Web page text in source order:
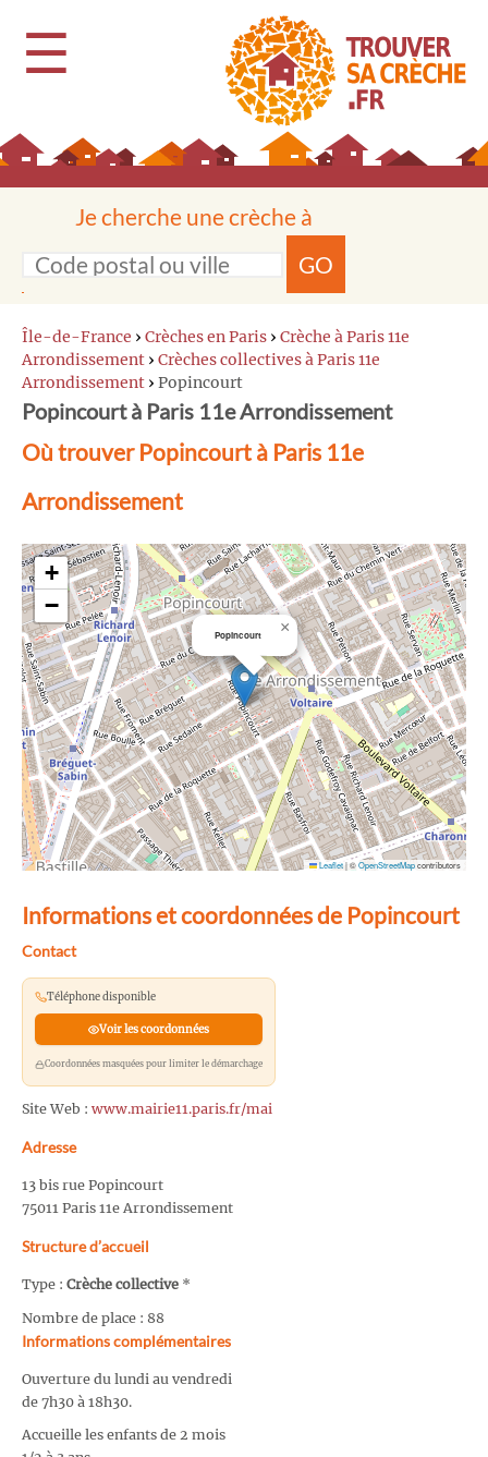
☰
Je cherche une crèche à
GO
Île-de-France › Crèches en Paris › Crèche à Paris 11e
Arrondissement › Crèches collectives à Paris 11e
Arrondissement › Popincourt
Popincourt à Paris 11e Arrondissement
Où trouver Popincourt à Paris 11e
Arrondissement
Popincourt ×
+
−
Leaflet|©OpenStreetMapcontributors
Informations et coordonnées de Popincourt
Contact
Téléphone disponible
Voir les coordonnées
Coordonnées masquées pour limiter le démarchage
Site Web : www.mairie11.paris.fr/mai
Adresse
13 bis rue Popincourt
75011 Paris 11e Arrondissement
Structure d’accueil
Type : Crèche collective *
Nombre de place : 88
Informations complémentaires
Ouverture du lundi au vendredi
de 7h30 à 18h30.
Accueille les enfants de 2 mois